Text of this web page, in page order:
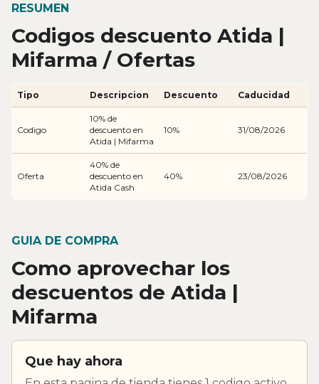
RESUMEN
Codigos descuento Atida |
Mifarma / Ofertas
Tipo Descripcion Descuento Caducidad
Codigo
10% de
descuento en
Atida | Mifarma
10% 31/08/2026
Oferta
40% de
descuento en
Atida Cash
40% 23/08/2026
GUIA DE COMPRA
Como aprovechar los
descuentos de Atida |
Mifarma
Que hay ahora